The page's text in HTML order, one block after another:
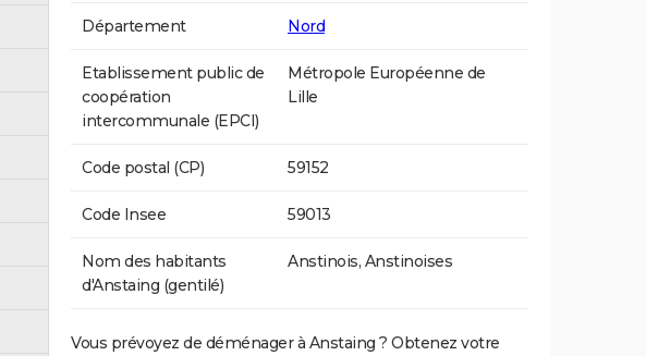
Département Nord
Etablissement public de
coopération
intercommunale (EPCI)
Métropole Européenne de
Lille
Code postal (CP) 59152
Code Insee 59013
Nom des habitants
d'Anstaing (gentilé)
Anstinois, Anstinoises
Vous prévoyez de déménager à Anstaing ? Obtenez votre